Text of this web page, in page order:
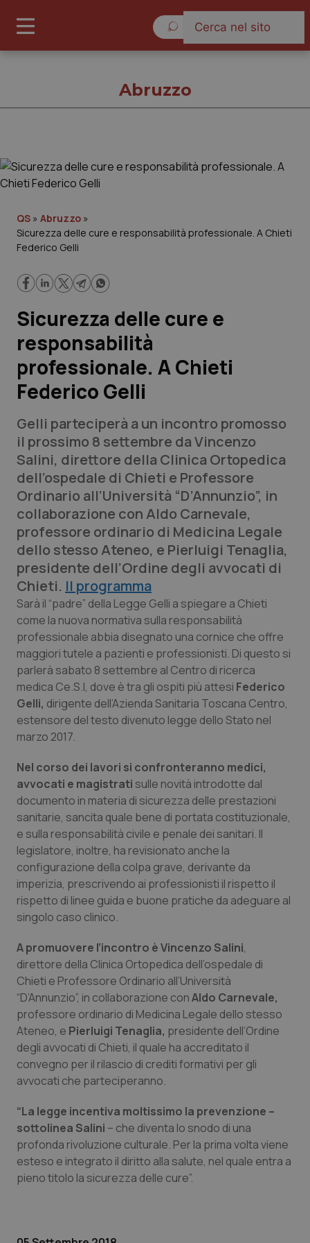
Governo e Parlamento
Regioni e Asl
Lavoro e Professioni
Scienza e Farmaci
Studi e Analisi
Lettere al direttore
Edizioni Regionali
QS Pro
Professionisti Sanitari.AI
Abruzzo
Basilicata
Calabria
Campania
Emilia-Romagna
Friuli Venezia Giulia
Lazio
Liguria
Lombardia
Marche
Molise
Piemonte
Provincia Autonoma di Bolzano
Provincia Autonoma di Trento
Puglia
Sicilia
Toscana
QS Pro Gold
Artrite & artrosi
Asma & BPCO
Car-T
Colesterolo & coronaropatie
Dermatite Atopica
Diabete & glucometri
Disturbi dell’umore
Dolore
Donna & Salute
Epatiti
HIV
Infezioni & Febbre
Ipertensione & Scompenso
Malattie rare
Neuroscienze & patologie neurodegenerative
Obesità
QS Club Newsletter
Abruzzo
QS » Abruzzo »
Sicurezza delle cure e responsabilità professionale. A Chieti
Federico Gelli
Sicurezza delle cure e
responsabilità
professionale. A Chieti
Federico Gelli
Gelli parteciperà a un incontro promosso
il prossimo 8 settembre da Vincenzo
Salini, direttore della Clinica Ortopedica
dell’ospedale di Chieti e Professore
Ordinario all’Università “D’Annunzio”, in
collaborazione con Aldo Carnevale,
professore ordinario di Medicina Legale
dello stesso Ateneo, e Pierluigi Tenaglia,
presidente dell’Ordine degli avvocati di
Chieti. Il programma
Sarà il “padre” della Legge Gelli a spiegare a Chieti
come la nuova normativa sulla responsabilità
professionale abbia disegnato una cornice che offre
maggiori tutele a pazienti e professionisti. Di questo si
parlerà sabato 8 settembre al Centro di ricerca
medica Ce.S.I, dove è tra gli ospiti più attesi Federico
Gelli, dirigente dell’Azienda Sanitaria Toscana Centro,
estensore del testo divenuto legge dello Stato nel
marzo 2017.
Nel corso dei lavori si confronteranno medici,
avvocati e magistrati sulle novità introdotte dal
documento in materia di sicurezza delle prestazioni
sanitarie, sancita quale bene di portata costituzionale,
e sulla responsabilità civile e penale dei sanitari. Il
legislatore, inoltre, ha revisionato anche la
configurazione della colpa grave, derivante da
imperizia, prescrivendo ai professionisti il rispetto il
rispetto di linee guida e buone pratiche da adeguare al
singolo caso clinico.
A promuovere l’incontro è Vincenzo Salini,
direttore della Clinica Ortopedica dell’ospedale di
Chieti e Professore Ordinario all’Università
“D’Annunzio”, in collaborazione conAldo Carnevale,
professore ordinario di Medicina Legale dello stesso
Ateneo, e Pierluigi Tenaglia, presidente dell’Ordine
degli avvocati di Chieti, il quale ha accreditato il
convegno per il rilascio di crediti formativi per gli
avvocati che parteciperanno.
“La legge incentiva moltissimo la prevenzione –
sottolinea Salini – che diventa lo snodo di una
profonda rivoluzione culturale. Per la prima volta viene
esteso e integrato il diritto alla salute, nel quale entra a
pieno titolo la sicurezza delle cure”.